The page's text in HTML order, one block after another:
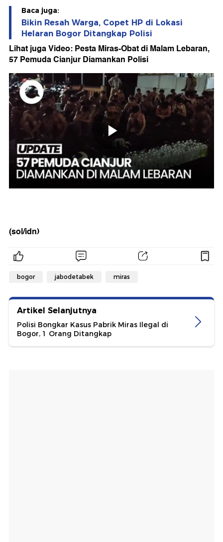
Baca juga:
Bikin Resah Warga, Copet HP di Lokasi
Helaran Bogor Ditangkap Polisi
Lihat juga Video: Pesta Miras-Obat di Malam Lebaran,
57 Pemuda Cianjur Diamankan Polisi
(sol/idn)
bogor jabodetabek miras
Artikel Selanjutnya
Polisi Bongkar Kasus Pabrik Miras Ilegal di
Bogor, 1 Orang Ditangkap